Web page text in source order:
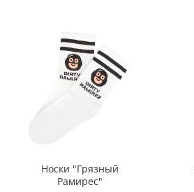
Носки "Грязный
Рамирес"